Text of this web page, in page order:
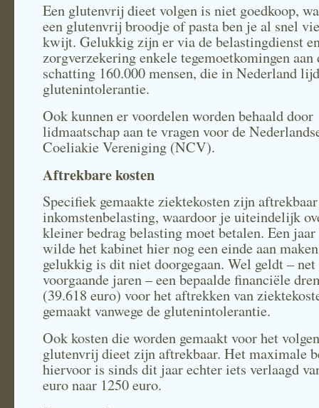
Een glutenvrij dieet volgen is niet goedkoop,
een glutenvrij broodje of pasta ben je al snel
kwijt. Gelukkig zijn er via de belastingdienst
zorgverzekering enkele tegemoetkomingen aan
schatting 160.000 mensen, die in Nederland
glutenintolerantie.
Ook kunnen er voordelen worden behaald door
lidmaatschap aan te vragen voor de
Coeliakie Vereniging (NCV).
Aftrekbare kosten
Specifiek gemaakte ziektekosten zijn
inkomstenbelasting, waardoor je uiteindelijk
kleiner bedrag belasting moet betalen. Een jaar
wilde het kabinet hier nog een einde aan
gelukkig is dit niet doorgegaan. Wel geldt – net
voorgaande jaren – een bepaalde financiële
(39.618 euro) voor het aftrekken van
gemaakt vanwege de glutenintolerantie.
Ook kosten die worden gemaakt voor het
glutenvrij dieet zijn aftrekbaar. Het maximale
hiervoor is sinds dit jaar echter iets verlaagd
euro naar 1250 euro.